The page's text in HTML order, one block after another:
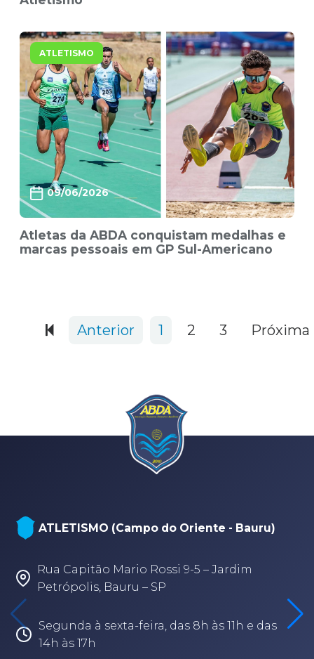
ATLETISMO
09/06/2026
Atletas da ABDA conquistam medalhas e
marcas pessoais em GP Sul-Americano
Anterior 1 2 3 Próxima
- Bauru)
11h e das
NATAÇÃO, PARANATAÇÃO E POLO
AQUÁTICO (Arena - sede Bauru)
Rua Fabio Geraldo, 2-12 – Jardim
Branca – Bauru/SP
Segunda à sexta-feira, das 8h às